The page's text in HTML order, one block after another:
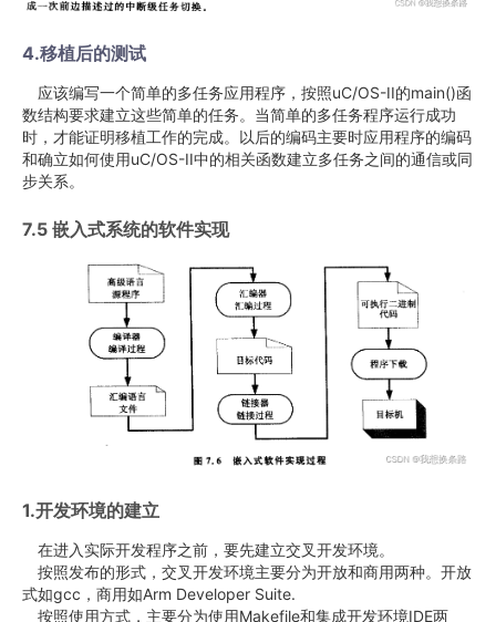
4.移植后的测试
应该编写一个简单的多任务应用程序，按照uC/OS-II的main()函
数结构要求建立这些简单的任务。当简单的多任务程序运行成功
时，才能证明移植工作的完成。以后的编码主要时应用程序的编码
和确立如何使用uC/OS-II中的相关函数建立多任务之间的通信或同
步关系。
7.5 嵌入式系统的软件实现
1.开发环境的建立
在进入实际开发程序之前，要先建立交叉开发环境。
按照发布的形式，交叉开发环境主要分为开放和商用两种。开放
式如gcc，商用如Arm Developer Suite.
按照使用方式，主要分为使用Makefile和集成开发环境IDE两